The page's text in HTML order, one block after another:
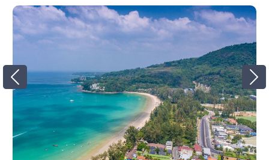
может быть занята в разгар сезона, северная часть
очень спокойна в течение всего года. Вдоль его 2
километров есть несколько хороших пляжных
ресторанов, баров для отдыха и элитного пляжного
клуба.